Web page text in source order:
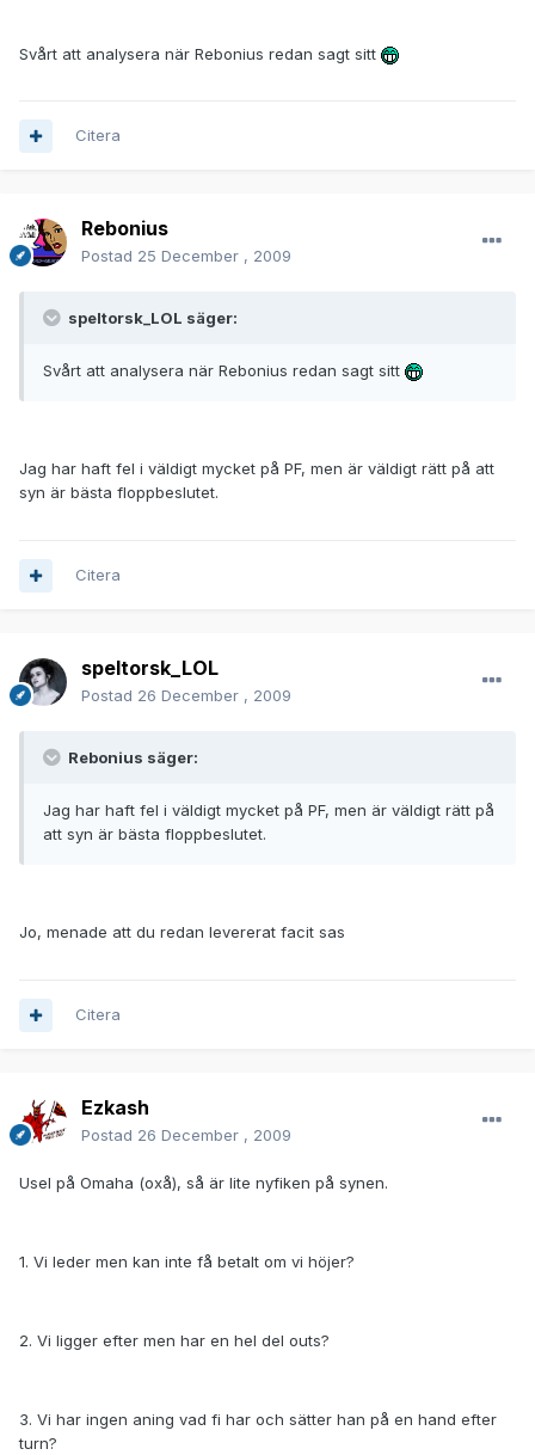
Svårt att analysera när Rebonius redan sagt sitt
Citera
Rebonius
Postad 25 December , 2009
speltorsk_LOL säger:
Svårt att analysera när Rebonius redan sagt sitt
Jag har haft fel i väldigt mycket på PF, men är väldigt rätt på att
syn är bästa floppbeslutet.
Citera
speltorsk_LOL
Postad 26 December , 2009
Rebonius säger:
Jag har haft fel i väldigt mycket på PF, men är väldigt rätt på
att syn är bästa floppbeslutet.
Jo, menade att du redan levererat facit sas
Citera
Ezkash
Postad 26 December , 2009
Usel på Omaha (oxå), så är lite nyfiken på synen.
1. Vi leder men kan inte få betalt om vi höjer?
2. Vi ligger efter men har en hel del outs?
3. Vi har ingen aning vad fi har och sätter han på en hand efter
turn?